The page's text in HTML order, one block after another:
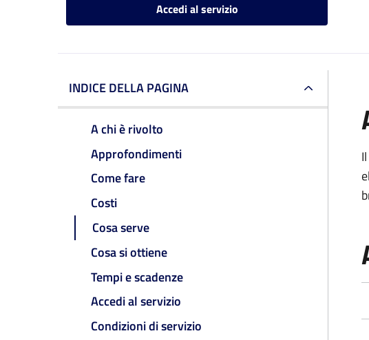
Accedi al servizio
INDICE DELLA PAGINA
A chi è rivolto
Approfondimenti
Come fare
Costi
Cosa serve
Cosa si ottiene
Tempi e scadenze
Accedi al servizio
Condizioni di servizio